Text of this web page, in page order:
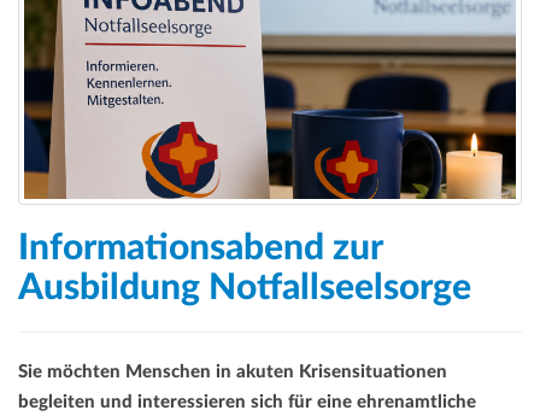
a
t
i
n
Informationsabend zur
Ausbildung Notfallseelsorge
Sie möchten Menschen in akuten Krisensituationen
begleiten und interessieren sich für eine ehrenamtliche